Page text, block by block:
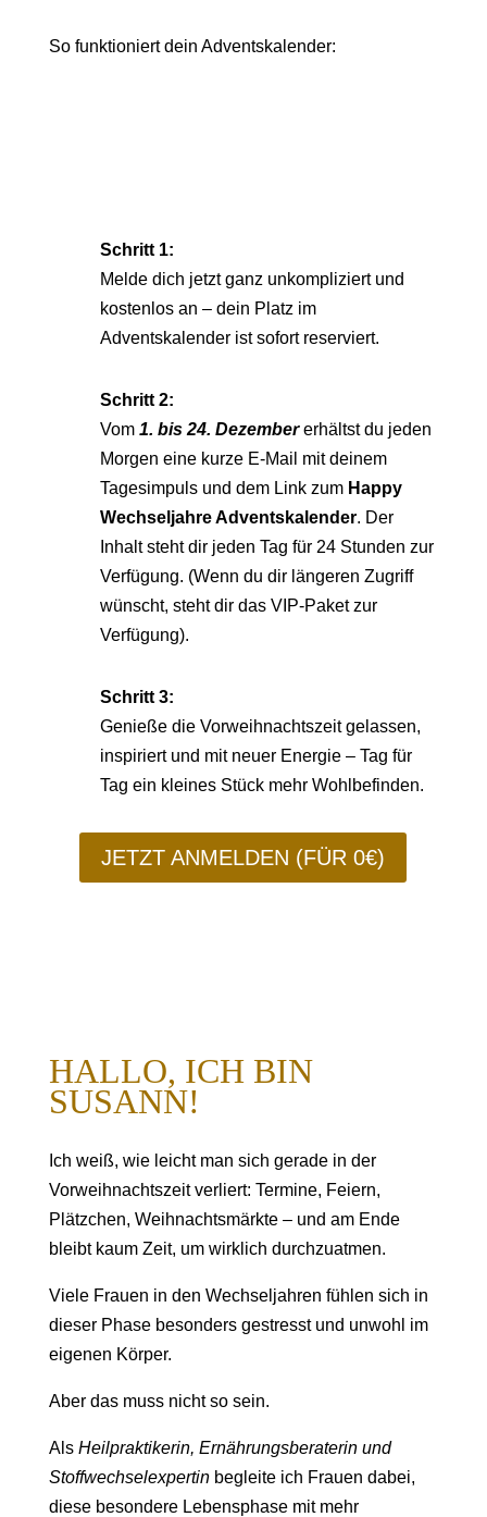
So funktioniert dein Adventskalender:
Schritt 1:
Melde dich jetzt ganz unkompliziert und
kostenlos an – dein Platz im
Adventskalender ist sofort reserviert.
Schritt 2:
Vom 1. bis 24. Dezember erhältst du jeden
Morgen eine kurze E-Mail mit deinem
Tagesimpuls und dem Link zum Happy
Wechseljahre Adventskalender. Der
Inhalt steht dir jeden Tag für 24 Stunden zur
Verfügung. (Wenn du dir längeren Zugriff
wünscht, steht dir das VIP-Paket zur
Verfügung).
Schritt 3:
Genieße die Vorweihnachtszeit gelassen,
inspiriert und mit neuer Energie – Tag für
Tag ein kleines Stück mehr Wohlbefinden.
JETZT ANMELDEN (FÜR 0€)
HALLO, ICH BIN
SUSANN!
Ich weiß, wie leicht man sich gerade in der
Vorweihnachtszeit verliert: Termine, Feiern,
Plätzchen, Weihnachtsmärkte – und am Ende
bleibt kaum Zeit, um wirklich durchzuatmen.
Viele Frauen in den Wechseljahren fühlen sich in
dieser Phase besonders gestresst und unwohl im
eigenen Körper.
Aber das muss nicht so sein.
Als Heilpraktikerin, Ernährungsberaterin und
Stoffwechselexpertinbegleite ich Frauen dabei,
diese besondere Lebensphase mit mehr